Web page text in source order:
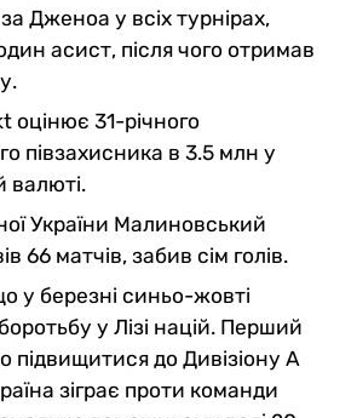
Дженоа у всіх турнірах,
асист, після чого отримав
оцінює 31-річного
півзахисника в 3.5 млн у
валюті.
України Малиновський
66 матчів, забив сім голів.
у березні синьо-жовті
у Лізі націй. Перший
підвищитися до Дивізіону А
зіграє проти команди